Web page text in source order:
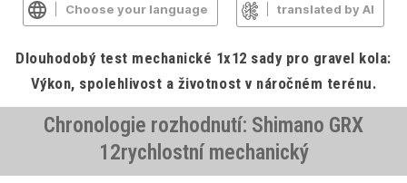
Choose your language translated by AI
Dlouhodobý test mechanické 1x12 sady pro gravel kola:
Výkon, spolehlivost a životnost v náročném terénu.
Chronologie rozhodnutí: Shimano GRX
12rychlostní mechanický